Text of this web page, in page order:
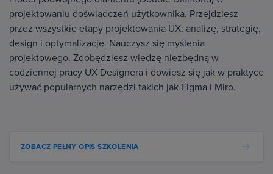
projektowaniu doświadczeń użytkownika. Przejdziesz
przez wszystkie etapy projektowania UX: analizę, strategię,
design i optymalizację. Nauczysz się myślenia
projektowego. Zdobędziesz wiedzę niezbędną w
codziennej pracy UX Designera i dowiesz się jak w praktyce
używać popularnych narzędzi takich jak Figma i Miro.
ZOBACZ PEŁNY OPIS SZKOLENIA